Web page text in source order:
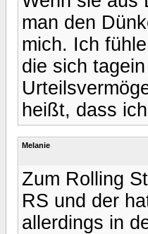
man den
mich. Ich
die sich
heißt, dass
Melanie
Zum Rolling
RS und der
allerdings in